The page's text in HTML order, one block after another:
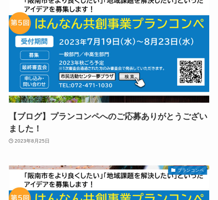
【ブログ】プランコンペへのご応募ありがとうござい
ました！
2023年8月25日
プランコンペ